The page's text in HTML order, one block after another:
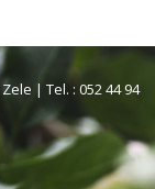
| Tel. : 052 44 94